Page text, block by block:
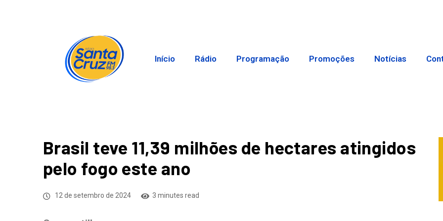
Início Rádio Programação Promoções Notícias
Brasil teve 11,39 milhões de hectares atingidos
pelo fogo este ano
12 de setembro de 2024 3 minutes read